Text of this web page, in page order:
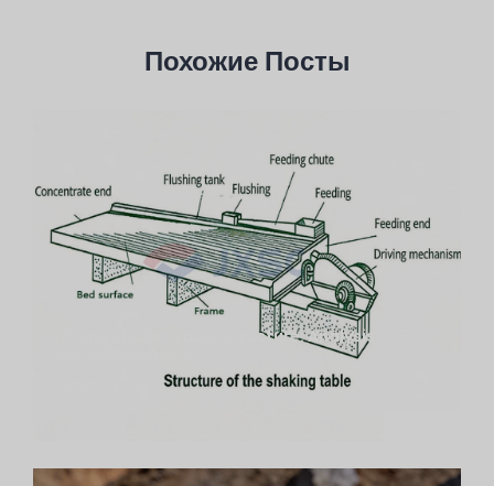
Похожие Посты
Mining Shaker Table Structure: Analysis Of 7